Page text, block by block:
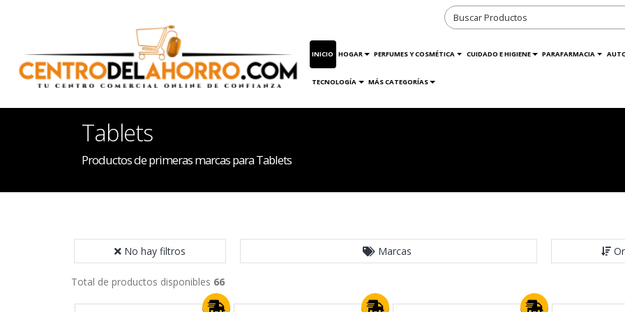
INICIO HOGAR PERFUMES Y COSMÉTICA CUIDADO E HIGIENE PARAFARMACIA
TECNOLOGÍA MÁS CATEGORÍAS
Tablets
Productos de primeras marcas para Tablets
No hay filtros Marcas
Total de productos disponibles 66